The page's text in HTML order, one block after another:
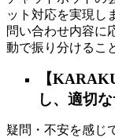
ット対応を実現し
問い合わせ内容に
動で振り分けるこ
【
し、適切
疑問・不安を感じ